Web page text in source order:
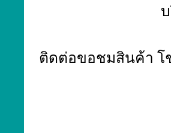
ติดต่อขอชมสินค้า โช